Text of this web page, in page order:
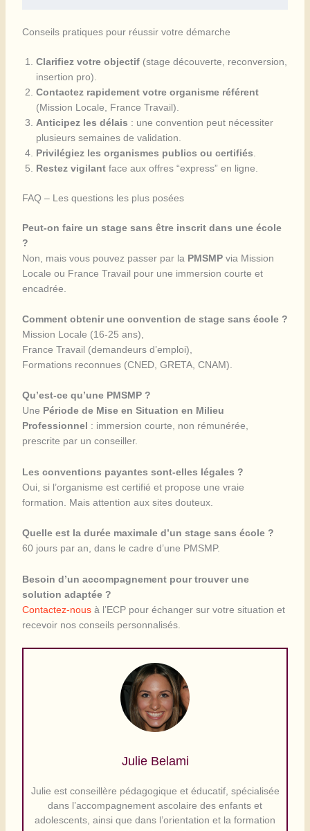
Conseils pratiques pour réussir votre démarche
Clarifiez votre objectif(stage découverte, reconversion,
insertion pro).
Contactez rapidement votre organisme référent
(Mission Locale, France Travail).
Anticipez les délais : une convention peut nécessiter
plusieurs semaines de validation.
Privilégiez les organismes publics ou certifiés
Restez vigilantface aux offres “express” en ligne.
FAQ – Les questions les plus posées
Peut-on faire un stage sans être inscrit dans une école
?
Non, mais vous pouvez passer par la PMSMPvia Mission
Locale ou France Travail pour une immersion courte et
encadrée.
Comment obtenir une convention de stage sans école ?
Mission Locale (16-25 ans),
France Travail (demandeurs d’emploi),
Formations reconnues (CNED, GRETA, CNAM).
Qu’est-ce qu’une PMSMP ?
Une Période de Mise en Situation en Milieu
Professionnel : immersion courte, non rémunérée,
prescrite par un conseiller.
Les conventions payantes sont-elles légales ?
Oui, si l’organisme est certifié et propose une vraie
formation. Mais attention aux sites douteux.
Quelle est la durée maximale d’un stage sans école ?
60 jours par an, dans le cadre d’une PMSMP.
Besoin d’un accompagnement pour trouver une
solution adaptée ?
Contactez-nousà l’ECP pour échanger sur votre situation et
recevoir nos conseils personnalisés.
Julie Belami
Julie est conseillère pédagogique et éducatif, spécialisée
dans l’accompagnement ascolaire des enfants et
adolescents, ainsi que dans l’orientation et la formation